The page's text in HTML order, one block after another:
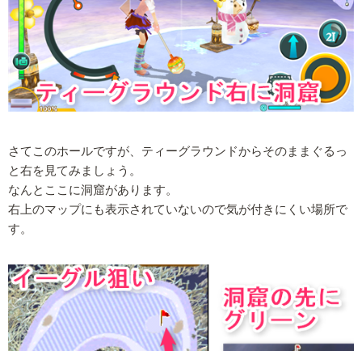
さてこのホールですが、ティーグラウンドからそのままぐるっ
と右を見てみましょう。
なんとここに洞窟があります。
右上のマップにも表示されていないので気が付きにくい場所で
す。